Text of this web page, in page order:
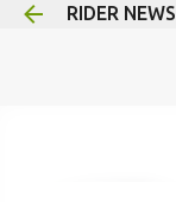
RIDER NEWS